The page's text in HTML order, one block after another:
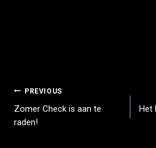
PREVIOUS
Zomer Check is aan te
raden!
Het